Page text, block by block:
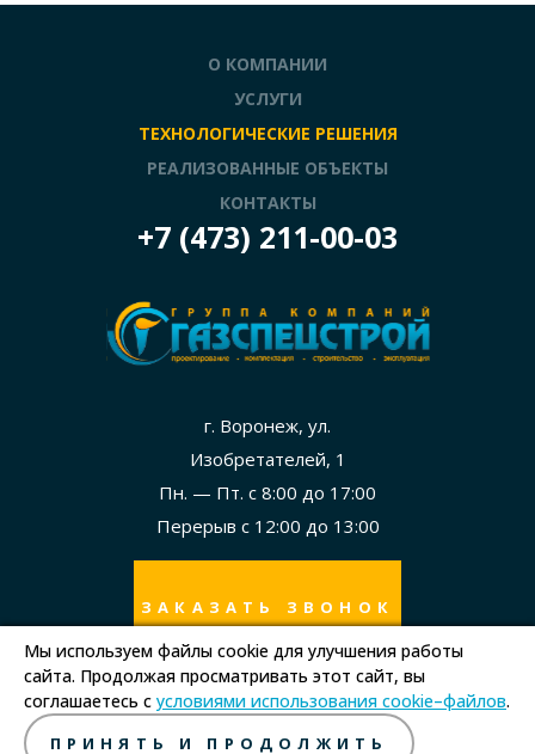
О КОМПАНИИ
УСЛУГИ
ТЕХНОЛОГИЧЕСКИЕ РЕШЕНИЯ
РЕАЛИЗОВАННЫЕ ОБЪЕКТЫ
КОНТАКТЫ
+7 (473) 211-00-03
г. Воронеж, ул.
Изобретателей, 1
Пн. — Пт. с 8:00 до 17:00
Перерыв с 12:00 до 13:00
ЗАКАЗАТЬ ЗВОНОК
Политика в отношении обработки персональных данных
Правила использования сайта
Copyright © ООО "СпецСтройМонтаж", 2026
Мы используем файлы cookie для улучшения работы
сайта. Продолжая просматривать этот сайт, вы
соглашаетесь с условиями использования cookie–файлов.
ПРИНЯТЬ И ПРОДОЛЖИТЬ